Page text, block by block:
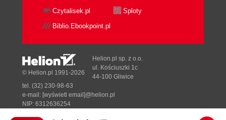
Czytalisek.pl
Sploty
Biblio.Ebookpoint.pl
© Helion.pl 1991-2026
Helion.pl sp. z o.o.
ul. Kościuszki 1c
44-100 Gliwice
tel. (32) 230-98-63
e-mail: [wyświetl email]@helion.pl
NIP: 6312636254